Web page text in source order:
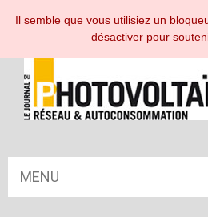
ESPACE ABONNÉ
MENU
Il semble que vous utilisiez un
désactiver pour